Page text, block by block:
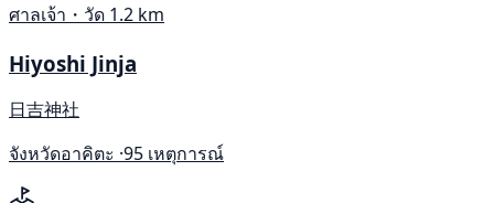
ศาลเจ้า・วัด 1.2 km
Hiyoshi Jinja
日吉神社
จังหวัดอาคิตะ ·95 เหตุการณ์